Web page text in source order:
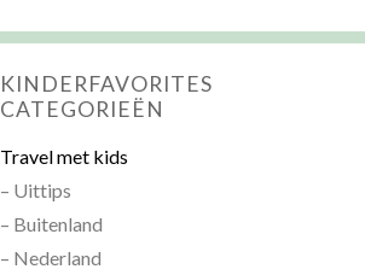
KINDERFAVORITES
CATEGORIEËN
Travel met kids
– Uittips
– Buitenland
– Nederland